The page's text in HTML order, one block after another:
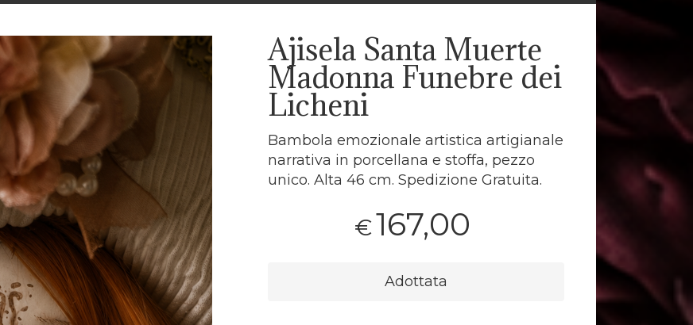
Ajisela Santa Muerte
Madonna Funebre dei
Licheni
Bambola emozionale artistica artigianale
narrativa in porcellana e stoffa, pezzo
unico. Alta 46 cm. Spedizione Gratuita.
€167,00
Adottata